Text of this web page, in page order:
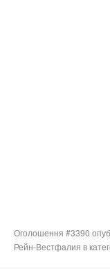
Оголошення #3390
Рейн-Вестфалия в